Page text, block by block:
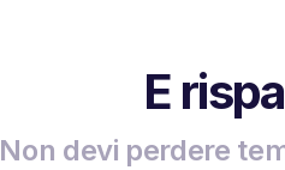
E
Non devi perdere